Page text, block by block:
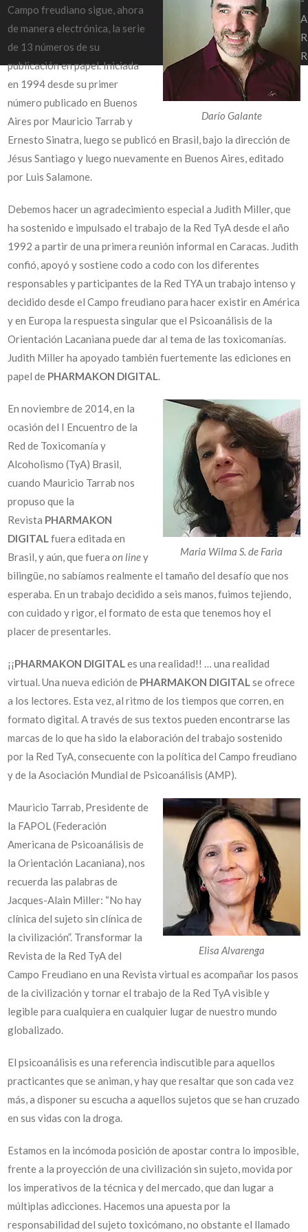
Darío Galante
Campo freudiano sigue, ahora
de manera electrónica, la serie
de 13 números de su
publicación en papel. Iniciada
en 1994 desde su primer
número publicado en Buenos
Aires por Mauricio Tarrab y
Ernesto Sinatra, luego se publicó en Brasil, bajo la dirección de
Jésus Santiago y luego nuevamente en Buenos Aires, editado
por Luis Salamone.
Debemos hacer un agradecimiento especial a Judith Miller, que
ha sostenido e impulsado el trabajo de la Red TyA desde el año
1992 a partir de una primera reunión informal en Caracas. Judith
confió, apoyó y sostiene codo a codo con los diferentes
responsables y participantes de la Red TYA un trabajo intenso y
decidido desde el Campo freudiano para hacer existir en América
y en Europa la respuesta singular que el Psicoanálisis de la
Orientación Lacaniana puede dar al tema de las toxicomanías.
Judith Miller ha apoyado también fuertemente las ediciones en
papel de PHARMAKON DIGITAL.
Maria Wilma S. de Faria
En noviembre de 2014, en la
ocasión del I Encuentro de la
Red de Toxicomanía y
Alcoholismo (TyA) Brasil,
cuando Mauricio Tarrab nos
propuso que la
Revista PHARMAKON
DIGITALfuera editada en
Brasil, y aún, que fueraon liney
bilingüe, no sabíamos realmente el tamaño del desafío que nos
esperaba. En un trabajo decidido a seis manos, fuimos tejiendo,
con cuidado y rigor, el formato de esta que tenemos hoy el
placer de presentarles.
¡¡PHARMAKON DIGITALes una realidad!! … una realidad
virtual. Una nueva edición de PHARMAKON DIGITALse ofrece
a los lectores. Esta vez, al ritmo de los tiempos que corren, en
formato digital. A través de sus textos pueden encontrarse las
marcas de lo que ha sido la elaboración del trabajo sostenido
por la Red TyA, consecuente con la política del Campo freudiano
y de la Asociación Mundial de Psicoanálisis (AMP).
Elisa Alvarenga
Mauricio Tarrab, Presidente de
la FAPOL (Federación
Americana de Psicoanálisis de
la Orientación Lacaniana), nos
recuerda las palabras de
Jacques-Alain Miller: “No hay
clínica del sujeto sin clínica de
la civilización”. Transformar la
Revista de la Red TyA del
Campo Freudiano en una Revista virtual es acompañar los pasos
de la civilización y tornar el trabajo de la Red TyA visible y
legible para cualquiera en cualquier lugar de nuestro mundo
globalizado.
El psicoanálisis es una referencia indiscutible para aquellos
practicantes que se animan, y hay que resaltar que son cada vez
más, a disponer su escucha a aquellos sujetos que se han cruzado
en sus vidas con la droga.
Estamos en la incómoda posición de apostar contra lo imposible,
frente a la proyección de una civilización sin sujeto, movida por
los imperativos de la técnica y del mercado, que dan lugar a
múltiplas adicciones. Hacemos una apuesta por la
responsabilidad del sujeto toxicómano, no obstante el llamado